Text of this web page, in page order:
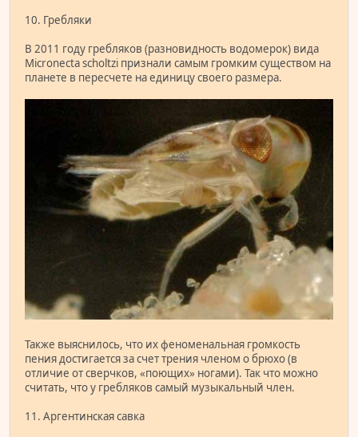
10. Гребляки
В 2011 году гребляков (разновидность водомерок) вида
Micronecta scholtzi признали самым громким существом на
планете в пересчете на единицу своего размера.
Также выяснилось, что их феноменальная громкость
пения достигается за счет трения членом о брюхо (в
отличие от сверчков, «поющих» ногами). Так что можно
считать, что у гребляков самый музыкальный член.
11. Аргентинская савка